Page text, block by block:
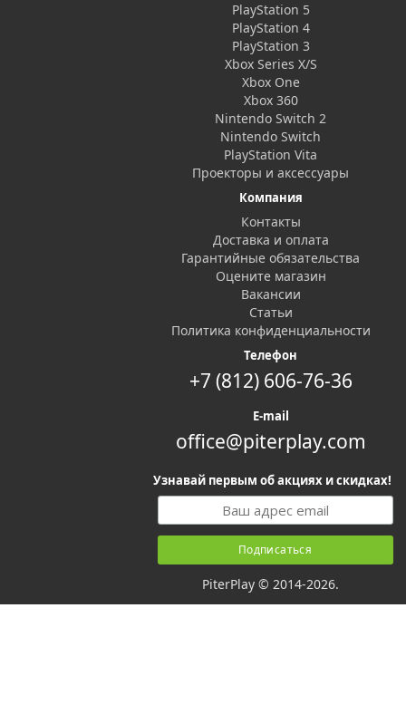
PlayStation 5
PlayStation 4
PlayStation 3
Xbox Series X/S
Xbox One
Xbox 360
Nintendo Switch 2
Nintendo Switch
PlayStation Vita
Проекторы и аксессуары
Компания
Контакты
Доставка и оплата
Гарантийные обязательства
Оцените магазин
Вакансии
Статьи
Политика конфиденциальности
Телефон
+7 (812) 606-76-36
E-mail
office@piterplay.com
Узнавай первым об акциях и скидках!
PiterPlay © 2014-2026.